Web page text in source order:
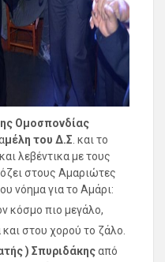
Ομοσπονδίας
μέλη του Δ.Σ . και το
λεβέντικα με τους
στους Αμαριώτες
νόημα για το Αμάρι:
κόσμο πιο μεγάλο,
στου χορού το ζάλο.
) Σπυριδάκηςαπό